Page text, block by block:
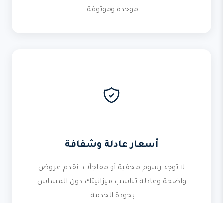
موحدة وموثوقة.
أسعار عادلة وشفافة
لا توجد رسوم مخفية أو مفاجآت. نقدم عروض
واضحة وعادلة تناسب ميزانيتك دون المساس
بجودة الخدمة.